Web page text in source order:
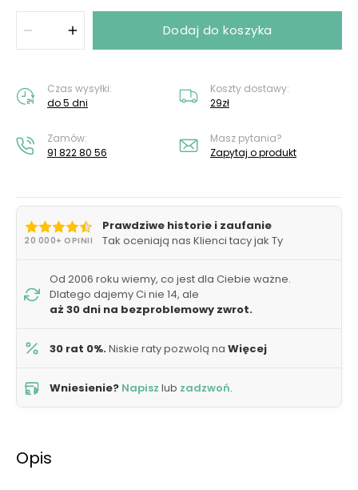
Dodaj do koszyka
Czas wysyłki:
do 5 dni
Koszty dostawy:
29zł
Zamów:
91 822 80 56
Masz pytania?
Zapytaj o produkt
20 000+ OPINII
Prawdziwe historie i zaufanie
Tak oceniają nas Klienci tacy jak Ty
Od 2006 roku wiemy, co jest dla Ciebie ważne.
Dlatego dajemy Ci nie 14, ale
aż 30 dni na bezproblemowy zwrot.
30 rat 0%.Niskie raty pozwolą na Więcej
Wniesienie? Napisz lub zadzwoń.
Opis